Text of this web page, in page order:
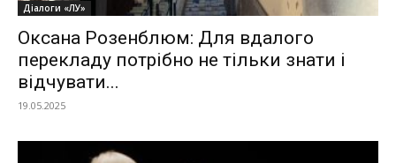
Діалоги «ЛУ»
Оксана Розенблюм: Для вдалого
перекладу потрібно не тільки знати і
відчувати...
19.05.2025